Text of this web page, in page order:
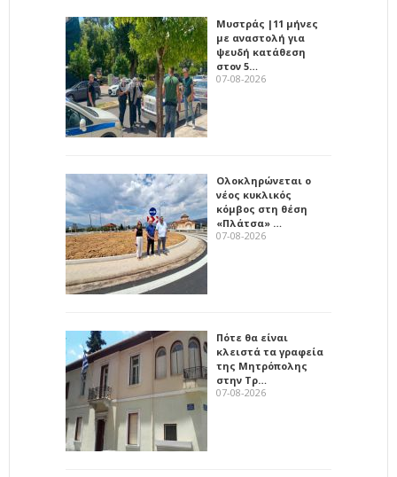
Μυστράς |11 μήνες
με αναστολή για
ψευδή κατάθεση
στον 5…
07-08-2026
Ολοκληρώνεται ο
νέος κυκλικός
κόμβος στη θέση
«Πλάτσα» …
07-08-2026
Πότε θα είναι
κλειστά τα γραφεία
της Μητρόπολης
στην Τρ…
07-08-2026